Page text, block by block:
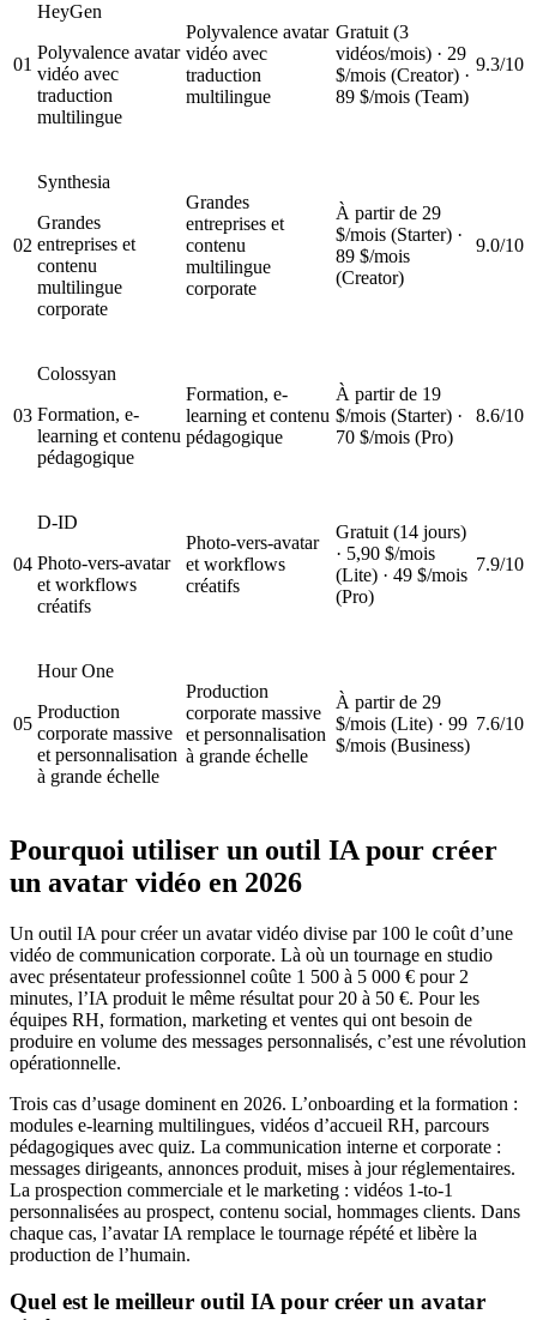
01
HeyGen
Polyvalence avatar
vidéo avec
traduction
multilingue
Polyvalence avatar
vidéo avec
traduction
multilingue
Gratuit (3
vidéos/mois) · 29
$/mois (Creator) ·
89 $/mois (Team)
9.3/10
02
Synthesia
Grandes
entreprises et
contenu
multilingue
corporate
Grandes
entreprises et
contenu
multilingue
corporate
À partir de 29
$/mois (Starter) ·
89 $/mois
(Creator)
9.0/10
03
Colossyan
Formation, e-
learning et contenu
pédagogique
Formation, e-
learning et contenu
pédagogique
À partir de 19
$/mois (Starter) ·
70 $/mois (Pro)
8.6/10
04
D-ID
Photo-vers-avatar
et workflows
créatifs
Photo-vers-avatar
et workflows
créatifs
Gratuit (14 jours)
· 5,90 $/mois
(Lite) · 49 $/mois
(Pro)
7.9/10
05
Hour One
Production
corporate massive
et personnalisation
à grande échelle
Production
corporate massive
et personnalisation
à grande échelle
À partir de 29
$/mois (Lite) · 99
$/mois (Business)
7.6/10
Pourquoi utiliser un outil IA pour créer
un avatar vidéo en 2026
Un outil IA pour créer un avatar vidéo divise par 100 le coût d’une
vidéo de communication corporate. Là où un tournage en studio
avec présentateur professionnel coûte 1 500 à 5 000 € pour 2
minutes, l’IA produit le même résultat pour 20 à 50 €. Pour les
équipes RH, formation, marketing et ventes qui ont besoin de
produire en volume des messages personnalisés, c’est une révolution
opérationnelle.
Trois cas d’usage dominent en 2026. L’onboarding et la formation :
modules e-learning multilingues, vidéos d’accueil RH, parcours
pédagogiques avec quiz. La communication interne et corporate :
messages dirigeants, annonces produit, mises à jour réglementaires.
La prospection commerciale et le marketing : vidéos 1-to-1
personnalisées au prospect, contenu social, hommages clients. Dans
chaque cas, l’avatar IA remplace le tournage répété et libère la
production de l’humain.
Quel est le meilleur outil IA pour créer un avatar